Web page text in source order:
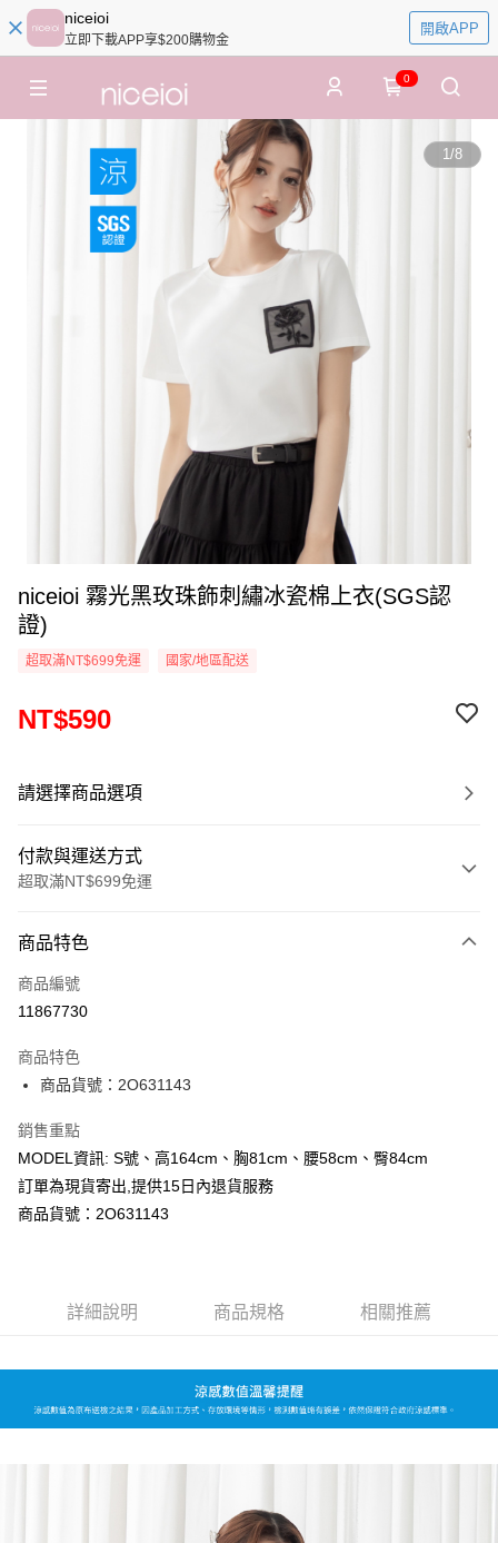
niceioi
立即下載APP享$200購物金
開啟APP
0
1/8
niceioi 霧光黑玫珠飾刺繡冰瓷棉上衣(SGS認
證)
超取滿NT$699免運 國家/地區配送
NT$590
請選擇商品選項
付款與運送方式
超取滿NT$699免運
信用卡一次付款
超商取貨付款
Apple Pay
Google Pay
運送方式
全家取貨付款
每筆NT$80，滿NT$699(含以上)免運費
每筆NT$80，滿NT$699(含以上)免運費
付款後7-11取貨
每筆NT$120，滿NT$699(含以上)免運費
商品特色
商品編號
11867730
商品特色
商品貨號：2O631143
銷售重點
MODEL資訊: S號、高164cm、胸81cm、腰58cm、臀84cm
訂單為現貨寄出,提供15日內退貨服務
商品貨號：2O631143
詳細說明 商品規格 相關推薦